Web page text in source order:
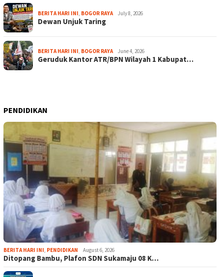
BERITA HARI INI, BOGOR RAYA July 8, 2026
Dewan Unjuk Taring
BERITA HARI INI, BOGOR RAYA June 4, 2026
Geruduk Kantor ATR/BPN Wilayah 1 Kabupat…
PENDIDIKAN
BERITA HARI INI, PENDIDIKAN August 6, 2026
Ditopang Bambu, Plafon SDN Sukamaju 08 K…